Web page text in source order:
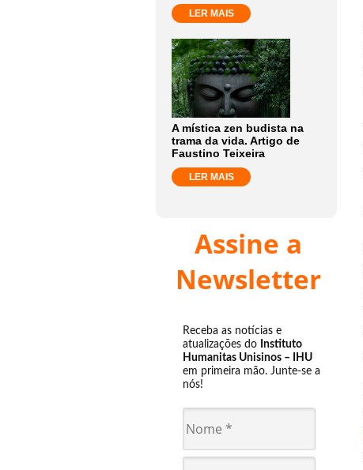
LER MAIS
A mística zen budista na
trama da vida. Artigo de
Faustino Teixeira
LER MAIS
Assine a
Newsletter
Receba as notícias e
atualizações do Instituto
Humanitas Unisinos – IHU
em primeira mão. Junte-se a
nós!